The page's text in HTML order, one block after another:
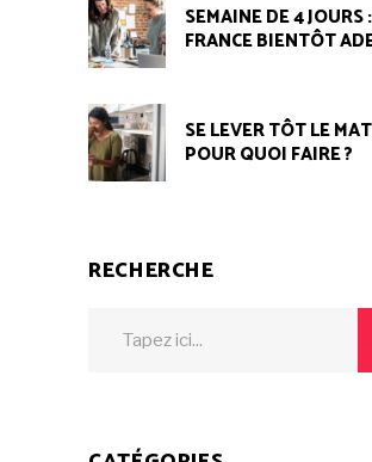
SEMAINE DE 4 JOURS
FRANCE BIENTÔT
SE LEVER TÔT LE
POUR QUOI FAIRE ?
RECHERCHE